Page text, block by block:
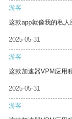
游客
这款app就像我的私人
2025-05-31
游客
这款加速器VPM应用
2025-05-31
游客